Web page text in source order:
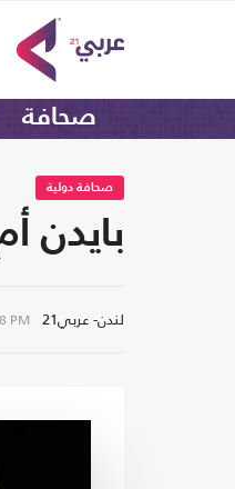
صحافة
صحافة دولية
بايدن
لندن- عربي21 PM